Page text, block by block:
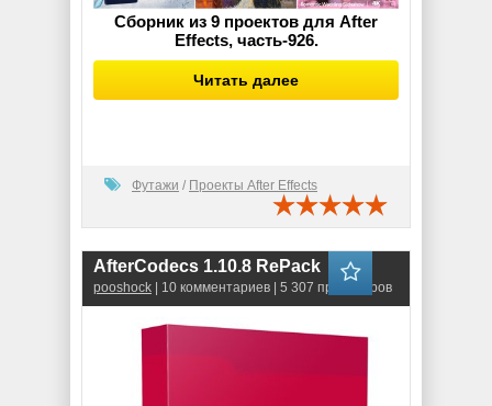
Сборник из 9 проектов для After
Effects, часть-926.
Читать далее
Футажи / Проекты After Effects
AfterCodecs 1.10.8 RePack
pooshock | 10 комментариев | 5 307 просмотров